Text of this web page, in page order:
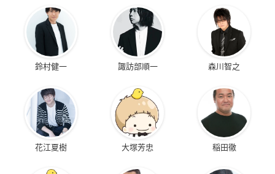
鈴村健一 諏訪部順一 森川智之
花江夏樹 大塚芳忠 稲田徹